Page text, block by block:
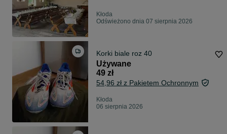
Kłoda
Odświeżono dnia 07 sierpnia 2026
Korki biale roz 40
Używane
49 zł
54,96 zł z Pakietem Ochronnym
Kłoda
06 sierpnia 2026